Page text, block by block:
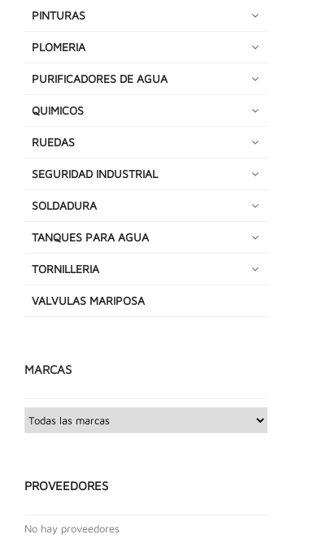
PINTURAS
PLOMERIA
PURIFICADORES DE AGUA
QUIMICOS
RUEDAS
SEGURIDAD INDUSTRIAL
SOLDADURA
TANQUES PARA AGUA
TORNILLERIA
VALVULAS MARIPOSA
MARCAS
PROVEEDORES
No hay proveedores